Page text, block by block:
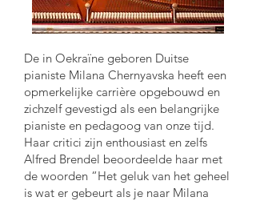
De in Oekraïne geboren Duitse
pianiste Milana Chernyavska heeft een
opmerkelijke carrière opgebouwd en
zichzelf gevestigd als een belangrijke
pianiste en pedagoog van onze tijd.
Haar critici zijn enthousiast en zelfs
Alfred Brendel beoordeelde haar met
de woorden “Het geluk van het geheel
is wat er gebeurt als je naar Milana